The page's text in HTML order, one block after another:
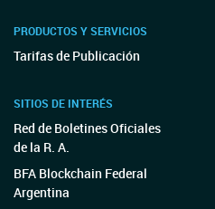
PRODUCTOS Y SERVICIOS
Tarifas de Publicación
SITIOS DE INTERÉS
Red de Boletines Oficiales
de la R. A.
BFA Blockchain Federal
Argentina